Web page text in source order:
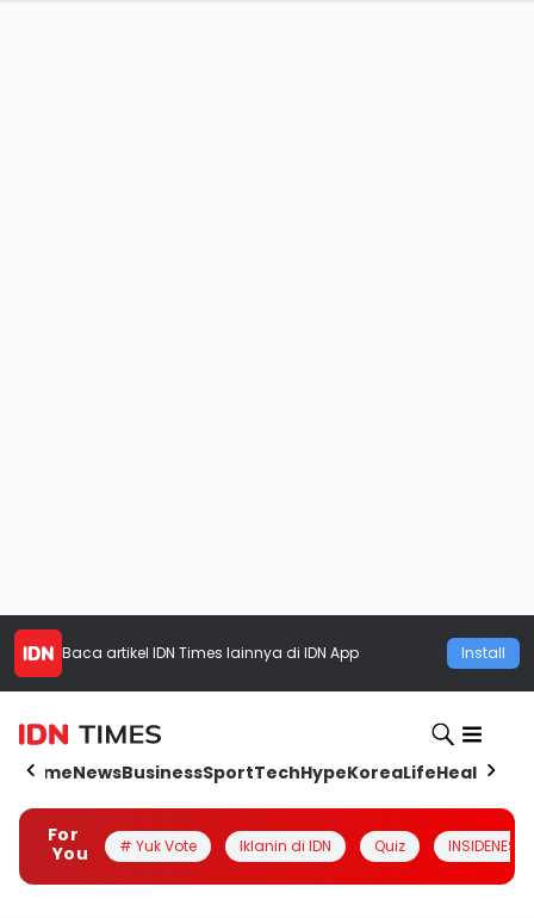
Baca artikel IDN Times lainnya di IDN App Install
HomeNewsBusinessSportTechHypeKoreaLifeHealth
For
You
# Yuk Vote Iklanin di IDN Quiz INSIDENESIA